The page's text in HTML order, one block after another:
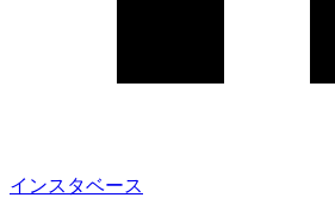
インスタベース